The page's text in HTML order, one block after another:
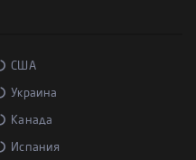
США
Украина
Канада
Испания